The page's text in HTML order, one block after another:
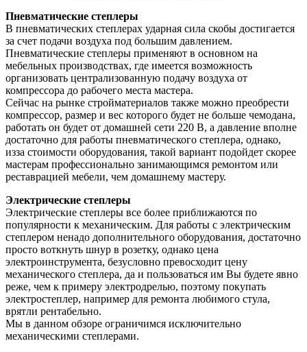
Пневматические степлеры
В пневматических степлерах ударная сила скобы достигается
за счет подачи воздуха под большим давлением.
Пневматические степлеры применяют в основном на
мебельных производствах, где имеется возможность
организовать централизованную подачу воздуха от
компрессора до рабочего места мастера.
Сейчас на рынке стройматериалов также можно преобрести
компрессор, размер и вес которого будет не больше чемодана,
работать он будет от домашней сети 220 В, а давление вполне
достаточно для работы пневматического степлера, однако,
изза стоимости оборудования, такой вариант подойдет скорее
мастерам профессионально занимающимся ремонтом или
реставрацией мебели, чем домашнему мастеру.
Электрические степлеры
Электрические степлеры все более приближаются по
популярности к механическим. Для работы с электрическим
степлером ненадо дополнительного оборудования, достаточно
просто воткнуть шнур в розетку, однако цена
электроинструмента, безусловно превосходит цену
механического степлера, да и пользоваться им Вы будете явно
реже, чем к примеру электродрелью, поэтому покупать
электростеплер, например для ремонта любимого стула,
врятли рентабельно.
Мы в данном обзоре ограничимся исключительно
механическими степлерами.